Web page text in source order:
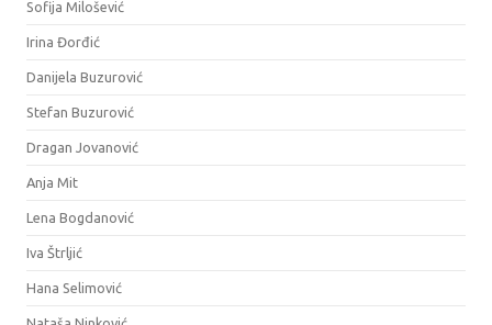
Sofija Milošević
Irina Đorđić
Danijela Buzurović
Stefan Buzurović
Dragan Jovanović
Anja Mit
Lena Bogdanović
Iva Štrljić
Hana Selimović